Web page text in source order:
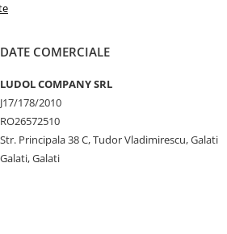
DATE COMERCIALE
LUDOL COMPANY SRL
J17/178/2010
RO26572510
Str. Principala 38 C, Tudor Vladimirescu, Galati
Galati, Galati